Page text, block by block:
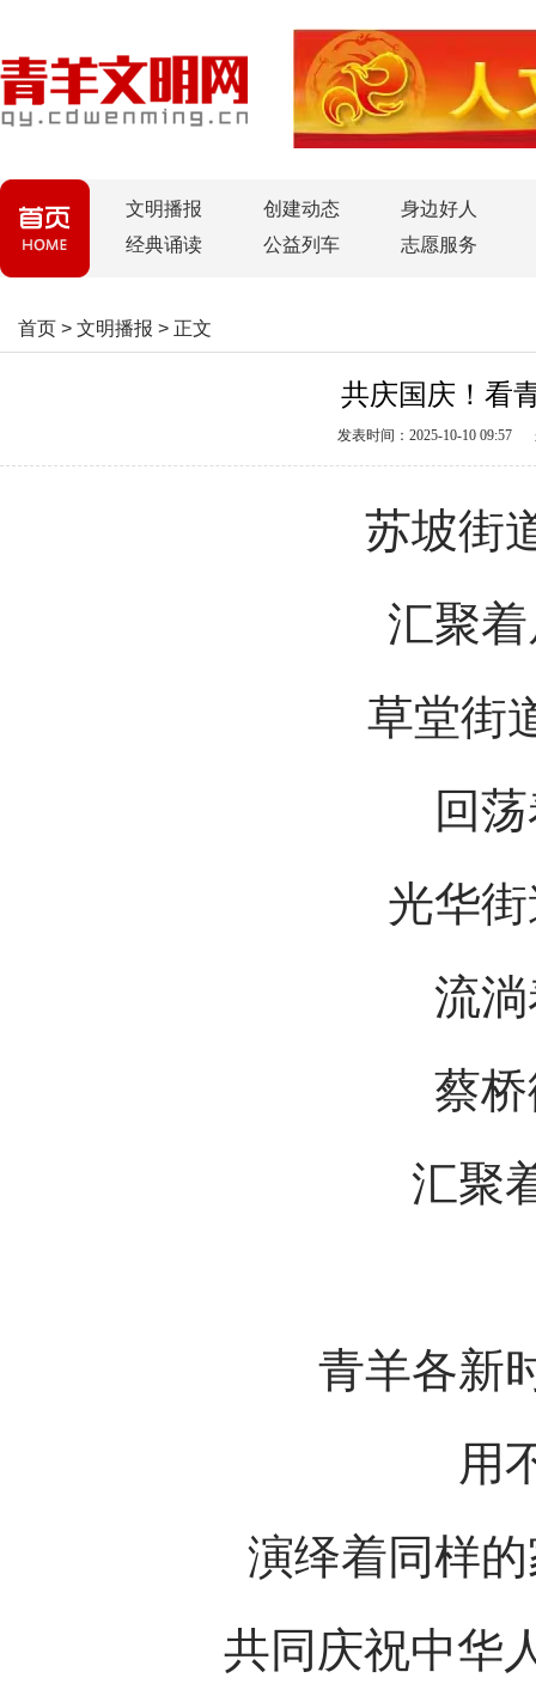
文明播报 创建动态
身边好人
经典诵读
公益列车 志愿服务
首页 > 文明播报 > 正文
共庆国庆！看
发表时间：2025-10-10 09:57
苏坡街
汇聚
草堂街
回
光华
流
蔡
汇聚
青羊各新
用
演绎着同样
共同庆祝中华